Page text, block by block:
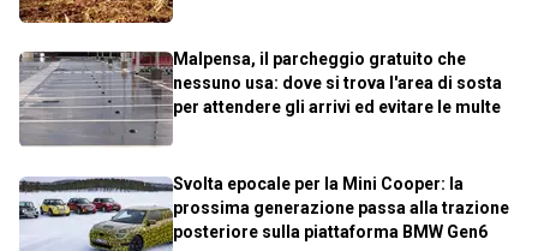
Malpensa, il parcheggio gratuito che
nessuno usa: dove si trova l'area di sosta
per attendere gli arrivi ed evitare le multe
Svolta epocale per la Mini Cooper: la
prossima generazione passa alla trazione
posteriore sulla piattaforma BMW Gen6